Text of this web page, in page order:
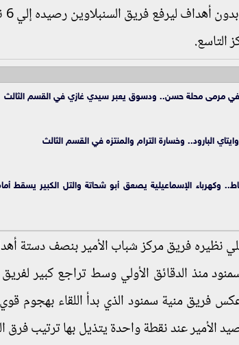
في مرمى محلة حسن.. ودسوق يعبر سيدي غازي في القسم الثالث
البارود.. وخسارة الترام والمنتزه في القسم الثالث
وكهرباء الإسماعيلية يصعق أبو شحاتة والتل الكبير يسقط
نظيره فريق مركز شباب الأمير بنصف دستة
منذ الدقائق الأولي وسط تراجع كبير لفريق
فريق منية سمنود الذي بدأ اللقاء بهجوم